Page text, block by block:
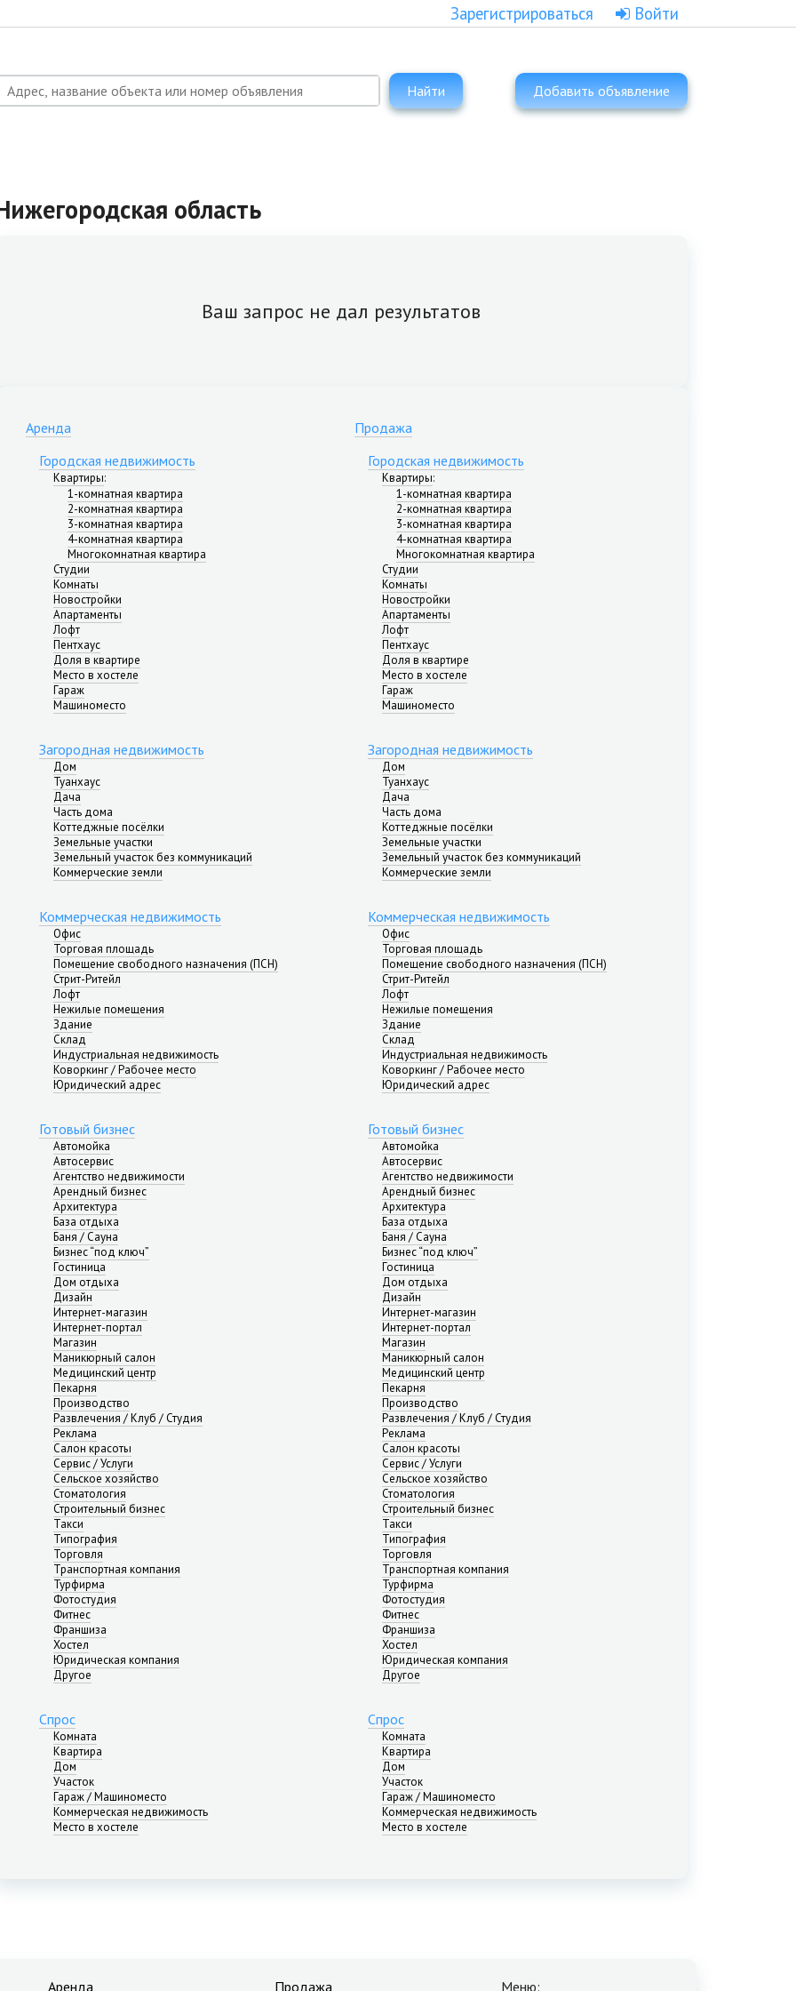
Зарегистрироваться Войти
Найти Добавить объявление
область
Ваш запрос не дал результатов
Аренда
Городская недвижимость
Квартиры:
1-комнатная квартира
2-комнатная квартира
3-комнатная квартира
4-комнатная квартира
Многокомнатная квартира
Студии
Комнаты
Новостройки
Апартаменты
Лофт
Пентхаус
Доля в квартире
Место в хостеле
Гараж
Машиноместо
Загородная недвижимость
Дом
Туанхаус
Дача
Часть дома
Коттеджные посёлки
Земельные участки
Земельный участок без коммуникаций
Коммерческие земли
Коммерческая недвижимость
Офис
Торговая площадь
Помещение свободного назначения (ПСН)
Стрит-Ритейл
Лофт
Нежилые помещения
Здание
Склад
Индустриальная недвижимость
Коворкинг / Рабочее место
Юридический адрес
Готовый бизнес
Автомойка
Автосервис
Агентство недвижимости
Арендный бизнес
Архитектура
База отдыха
Баня / Сауна
Бизнес “под ключ”
Гостиница
Дом отдыха
Дизайн
Интернет-магазин
Интернет-портал
Магазин
Маникюрный салон
Медицинский центр
Пекарня
Производство
Развлечения / Клуб / Студия
Реклама
Салон красоты
Сервис / Услуги
Сельское хозяйство
Стоматология
Строительный бизнес
Такси
Типография
Торговля
Транспортная компания
Турфирма
Фотостудия
Фитнес
Франшиза
Хостел
Юридическая компания
Другое
Спрос
Комната
Квартира
Дом
Участок
Гараж / Машиноместо
Коммерческая недвижимость
Место в хостеле
Продажа
Городская недвижимость
Квартиры:
1-комнатная квартира
2-комнатная квартира
3-комнатная квартира
4-комнатная квартира
Многокомнатная квартира
Студии
Комнаты
Новостройки
Апартаменты
Лофт
Пентхаус
Доля в квартире
Место в хостеле
Гараж
Машиноместо
Загородная недвижимость
Дом
Туанхаус
Дача
Часть дома
Коттеджные посёлки
Земельные участки
Земельный участок без коммуникаций
Коммерческие земли
Коммерческая недвижимость
Офис
Торговая площадь
Помещение свободного назначения (ПСН)
Стрит-Ритейл
Лофт
Нежилые помещения
Здание
Склад
Индустриальная недвижимость
Коворкинг / Рабочее место
Юридический адрес
Готовый бизнес
Автомойка
Автосервис
Агентство недвижимости
Арендный бизнес
Архитектура
База отдыха
Баня / Сауна
Бизнес “под ключ”
Гостиница
Дом отдыха
Дизайн
Интернет-магазин
Интернет-портал
Магазин
Маникюрный салон
Медицинский центр
Пекарня
Производство
Развлечения / Клуб / Студия
Реклама
Салон красоты
Сервис / Услуги
Сельское хозяйство
Стоматология
Строительный бизнес
Такси
Типография
Торговля
Транспортная компания
Турфирма
Фотостудия
Фитнес
Франшиза
Хостел
Юридическая компания
Другое
Спрос
Комната
Квартира
Дом
Участок
Гараж / Машиноместо
Коммерческая недвижимость
Место в хостеле
Аренда Продажа Меню: